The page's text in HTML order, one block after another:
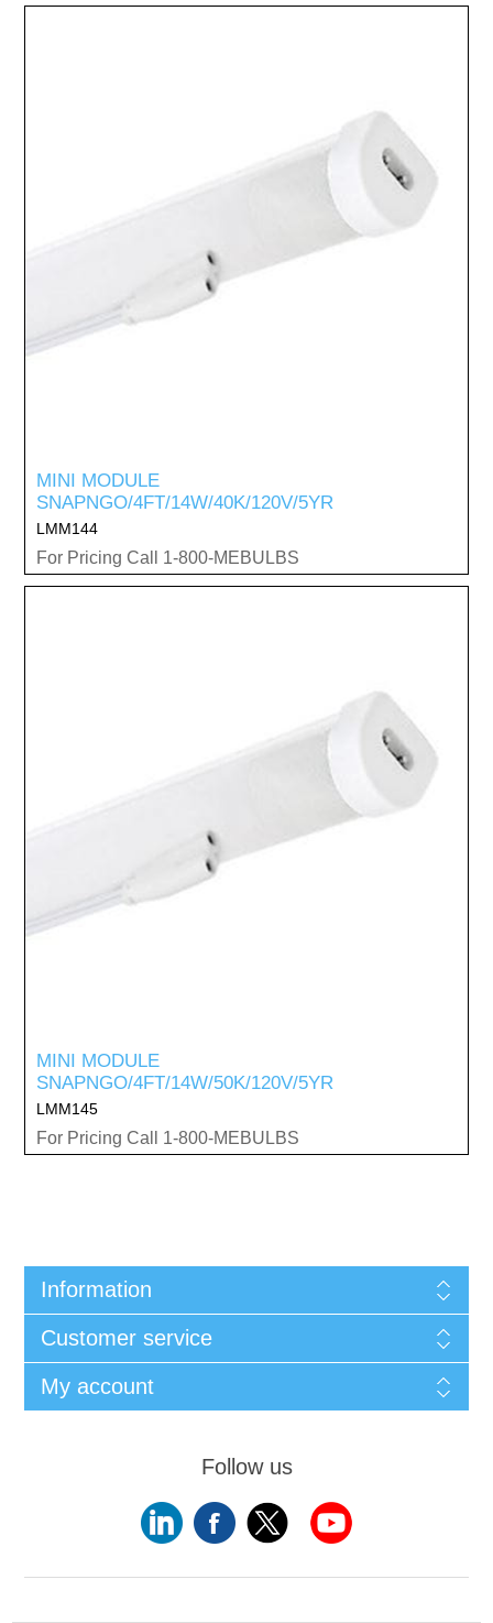
MINI MODULE
SNAPNGO/4FT/14W/40K/120V/5YR
LMM144
For Pricing Call 1-800-MEBULBS
MINI MODULE
SNAPNGO/4FT/14W/50K/120V/5YR
LMM145
For Pricing Call 1-800-MEBULBS
Information
Customer service
My account
Follow us